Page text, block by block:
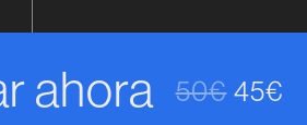
ahora 50€ El
45€
El